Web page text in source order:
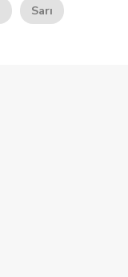
Sarı